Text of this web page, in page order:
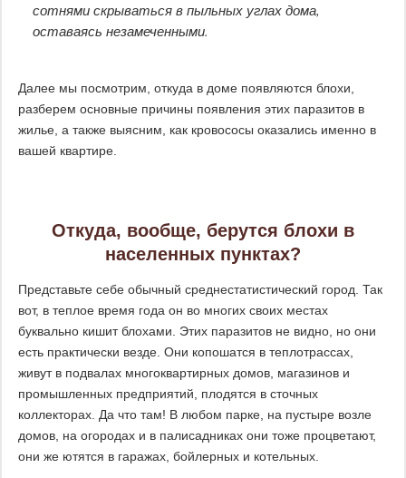
сотнями скрываться в пыльных углах дома,
оставаясь незамеченными.
Далее мы посмотрим, откуда в доме появляются блохи,
разберем основные причины появления этих паразитов в
жилье, а также выясним, как кровососы оказались именно в
вашей квартире.
Откуда, вообще, берутся блохи в
населенных пунктах?
Представьте себе обычный среднестатистический город. Так
вот, в теплое время года он во многих своих местах
буквально кишит блохами. Этих паразитов не видно, но они
есть практически везде. Они копошатся в теплотрассах,
живут в подвалах многоквартирных домов, магазинов и
промышленных предприятий, плодятся в сточных
коллекторах. Да что там! В любом парке, на пустыре возле
домов, на огородах и в палисадниках они тоже процветают,
они же ютятся в гаражах, бойлерных и котельных.